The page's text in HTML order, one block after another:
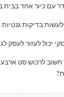
עם כיור אחד בבית
בדיקות גנטיות
יכול לעזור לעסק
לרכוש סט